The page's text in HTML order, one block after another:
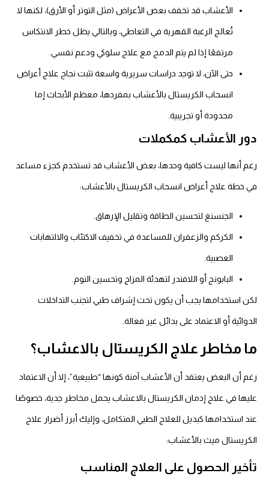
الأعشاب قد تخفف بعض الأعراض (مثل التوتر أو الأرق)، لكنها لا
تُعالج الرغبة القهرية في التعاطي، وبالتالي يظل خطر الانتكاس
مرتفعًا إذا لم يتم الدمج مع علاج سلوكي ودعم نفسي.
حتى الآن، لا توجد دراسات سريرية واسعة تثبت نجاح علاج أعراض
انسحاب الكريستال بالأعشاب بمفردها، معظم الأبحاث إما
محدودة أو تجريبية.
دور الأعشاب كمكملات
رغم أنها ليست كافية وحدها، بعض الأعشاب قد تستخدم كجزء مساعد
في خطة علاج أعراض انسحاب الكريستال بالأعشاب:
الجنسنغ لتحسين الطاقة وتقليل الإرهاق.
الكركم والزعفران للمساعدة في تخفيف الاكتئاب والالتهابات
العصبية.
البابونج أو اللافندر لتهدئة المزاج وتحسين النوم.
لكن استخدامها يجب أن يكون تحت إشراف طبي لتجنب التداخلات
الدوائية أو الاعتماد على بدائل غير فعالة.
ما مخاطر علاج الكريستال بالاعشاب؟
رغم أن البعض يعتقد أن الأعشاب آمنة كونها “طبيعية”، إلا أن الاعتماد
عليها في علاج إدمان الكريستال بالاعشاب يحمل مخاطر جدية، خصوصًا
عند استخدامها كبديل للعلاج الطبي المتكامل، وإليك أبرز أضرار علاج
الكريستال ميث بالأعشاب:
تأخير الحصول على العلاج المناسب